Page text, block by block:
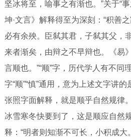
坚冰将至，喻事之有渐也。”关于“
坤·文言》解释得至为深刻：“积善
必有余殃。臣弑其君，子弑其父，
来者渐矣，由辩之不早辩也。《易
言顺也。”“顺”字，历代学人有不同
字“顺”“慎”通用，意为上述文字讲
张照字面解释，就是顺乎自然规律
冰雪寒冬快要到了，这是顺应自然
释：“明者则知渐不可长，小积成大